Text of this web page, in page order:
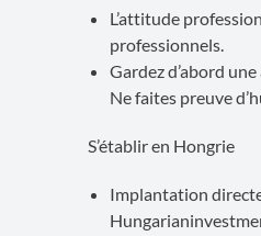
L’attitude
professionnels.
Gardez d’abord
Ne faites preuve
S’établir en Hongrie
Implantation